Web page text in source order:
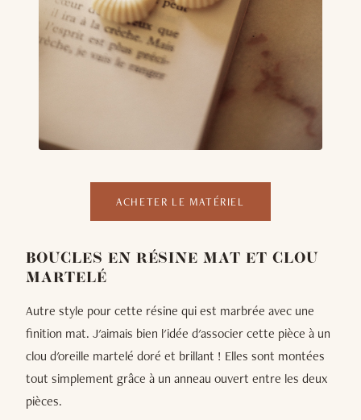
ACHETER LE MATÉRIEL
BOUCLES EN RÉSINE MAT ET CLOU
MARTELÉ
Autre style pour cette résine qui est marbrée avec une
finition mat. J'aimais bien l'idée d'associer cette pièce à un
clou d'oreille martelé doré et brillant ! Elles sont montées
tout simplement grâce à un anneau ouvert entre les deux
pièces.